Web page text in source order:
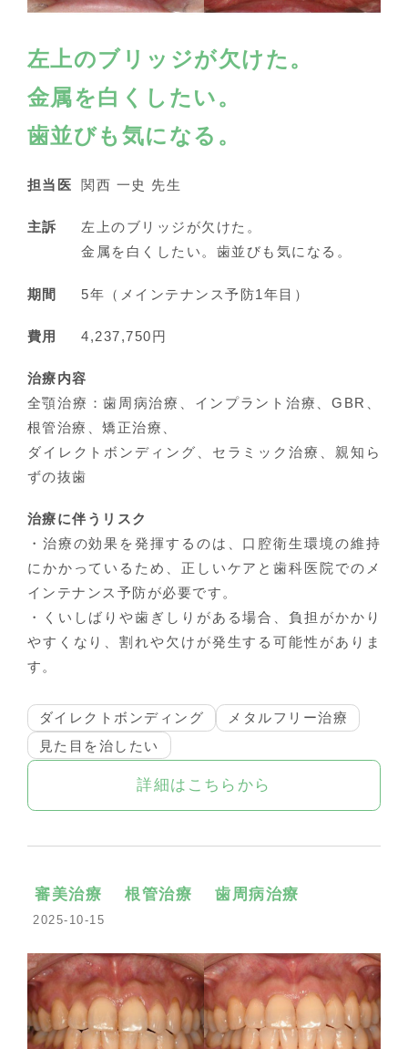
左上のブリッジが欠けた。
金属を白くしたい。
歯並びも気になる。
担当医 関西 一史 先生
主訴
左上のブリッジが欠けた。
金属を白くしたい。歯並びも気になる。
期間 5年（メインテナンス予防1年目）
費用 4,237,750円
治療内容
全顎治療：歯周病治療、インプラント治療、GBR、
根管治療、矯正治療、
ダイレクトボンディング、セラミック治療、親知ら
ずの抜歯
治療に伴うリスク
・治療の効果を発揮するのは、口腔衛生環境の維持
にかかっているため、正しいケアと歯科医院でのメ
インテナンス予防が必要です。
・くいしばりや歯ぎしりがある場合、負担がかかり
やすくなり、割れや欠けが発生する可能性がありま
す。
ダイレクトボンディング
メタルフリー治療
見た目を治したい
詳細はこちらから
審美治療 根管治療 歯周病治療
2025-10-15